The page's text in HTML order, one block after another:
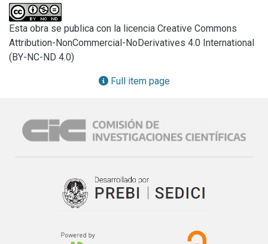
presencia de grandesatados de flagelosbacterianos (Figura
1) en cultivos de
bifasico. Tambiénsedeterminó la configuraciónsuperficial
de las esporas de B. larvae vistas al microscopio
electrónicode barrido, las cuales presentaron una superficie
lisa y se hallaron libres, sin restos de esporangio (Figura 2).
Esta obra se publica con la licencia Creative Commons
Attribution-NonCommercial-NoDerivatives 4.0 International
(BY-NC-ND 4.0)
Full item page